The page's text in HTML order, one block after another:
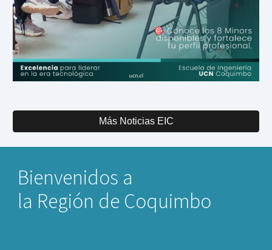
Más Noticias EIC
Bienvenidos a
la Región de Coquimbo